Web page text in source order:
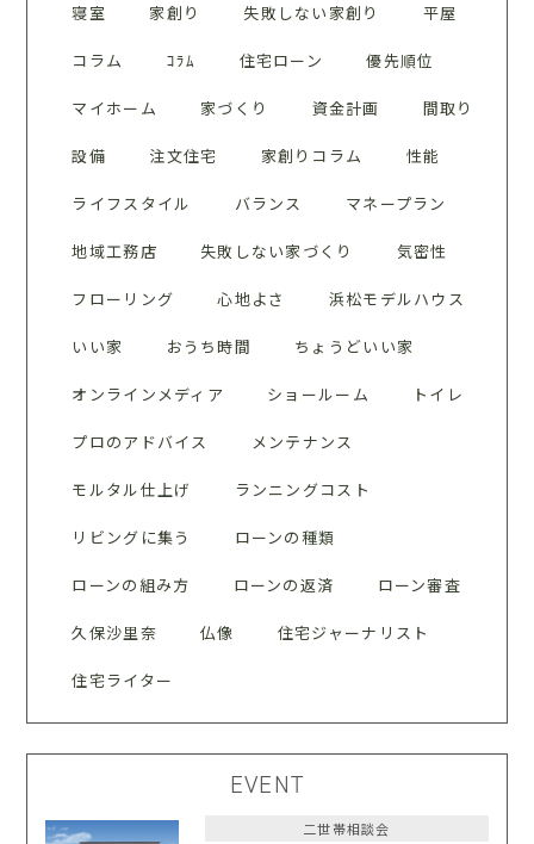
寝室 家創り 失敗しない家創り 平屋
コラム ｺﾗﾑ 住宅ローン 優先順位
マイホーム 家づくり 資金計画 間取り
設備 注文住宅 家創りコラム 性能
ライフスタイル バランス マネープラン
地域工務店 失敗しない家づくり 気密性
フローリング 心地よさ 浜松モデルハウス
いい家 おうち時間 ちょうどいい家
オンラインメディア ショールーム トイレ
プロのアドバイス メンテナンス
モルタル仕上げ ランニングコスト
リビングに集う ローンの種類
ローンの組み方 ローンの返済 ローン審査
久保沙里奈 仏像 住宅ジャーナリスト
住宅ライター
EVENT
二世帯相談会